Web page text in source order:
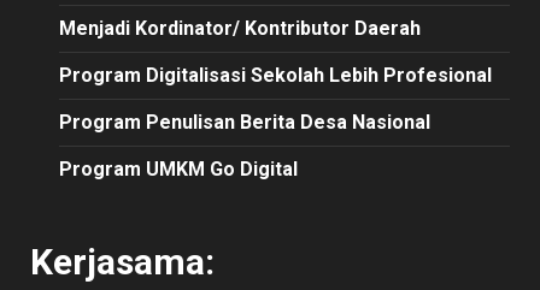
Menjadi Kordinator/ Kontributor Daerah
Program Digitalisasi Sekolah Lebih Profesional
Program Penulisan Berita Desa Nasional
Program UMKM Go Digital
Kerjasama: